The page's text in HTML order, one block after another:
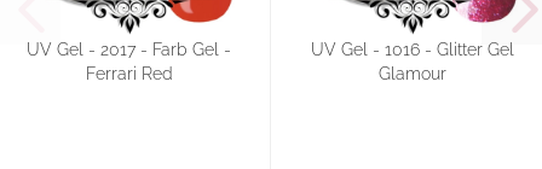
UV Gel - 2017 - Farb Gel -
Ferrari Red
UV Gel - 1016 - Glitter Gel
Glamour